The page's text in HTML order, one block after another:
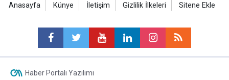
Anasayfa Künye İletişim Gizlilik İlkeleri Sitene Ekle
Haber Portalı Yazılımı